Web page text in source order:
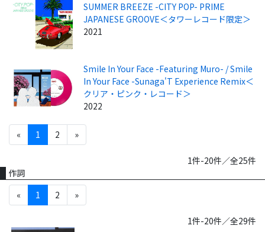
SUMMER BREEZE -CITY POP- PRIME
JAPANESE GROOVE＜タワーレコード限定＞
2021
Smile In Your Face -Featuring Muro- / Smile
In Your Face -Sunaga'T Experience Remix＜
クリア・ピンク・レコード＞
2022
« 1 2 »
1件-20件／全25件
作詞
«
1 2 »
1件-20件／全29件